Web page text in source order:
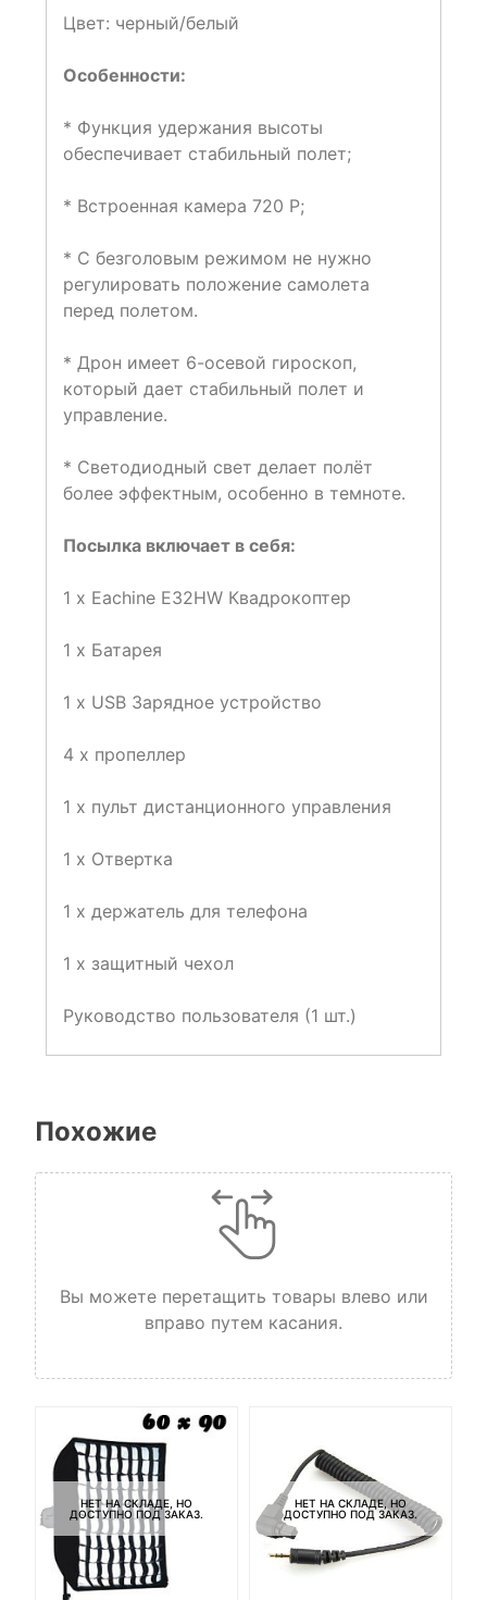
Цвет: черный/белый
Особенности:
* Функция удержания высоты
обеспечивает стабильный полет;
* Встроенная камера 720 P;
* С безголовым режимом не нужно
регулировать положение самолета
перед полетом.
* Дрон имеет 6-осевой гироскоп,
который дает стабильный полет и
управление.
* Светодиодный свет делает полёт
более эффектным, особенно в темноте.
Посылка включает в себя:
1 x Eachine E32HW Квадрокоптер
1 x Батарея
1 х USB Зарядное устройство
4 x пропеллер
1 х пульт дистанционного управления
1 х Отвертка
1 х держатель для телефона
1 х защитный чехол
Руководство пользователя (1 шт.)
Похожие
Вы можете перетащить товары влево или
вправо путем касания.
НЕТ НА СКЛАДЕ, НО
ДОСТУПНО ПОД ЗАКАЗ.
НЕТ НА СКЛАДЕ, НО
ДОСТУПНО ПОД ЗАКАЗ.